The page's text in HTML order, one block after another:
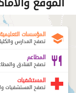
المؤسسات التعليمية
تصفح المدارس
المطاعم
تصفح الفنادق
المستشفيات
تصفح المستشفيات